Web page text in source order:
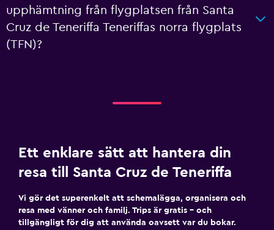
upphämtning från flygplatsen från Santa
Cruz de Teneriffa Teneriffas norra flygplats
(TFN)?
Ett enklare sätt att hantera din
resa till Santa Cruz de Teneriffa
Vi gör det superenkelt att schemalägga, organisera och
resa med vänner och familj. Trips är gratis – och
tillgängligt för dig att använda oavsett var du bokar.